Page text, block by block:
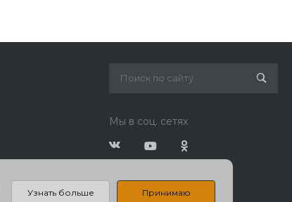
Мы в соц. сетях
Узнать больше Принимаю